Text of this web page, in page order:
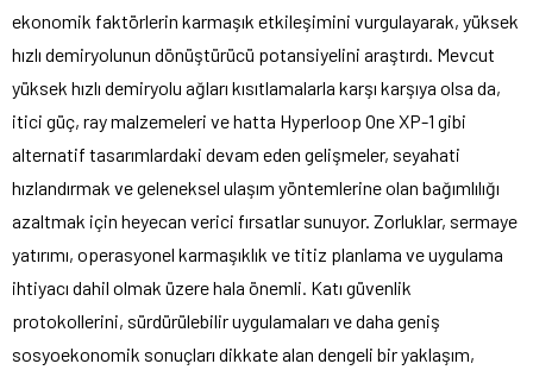
ekonomik faktörlerin karmaşık etkileşimini vurgulayarak, yüksek
hızlı demiryolunun dönüştürücü potansiyelini araştırdı. Mevcut
yüksek hızlı demiryolu ağları kısıtlamalarla karşı karşıya olsa da,
itici güç, ray malzemeleri ve hatta Hyperloop One XP-1 gibi
alternatif tasarımlardaki devam eden gelişmeler, seyahati
hızlandırmak ve geleneksel ulaşım yöntemlerine olan bağımlılığı
azaltmak için heyecan verici fırsatlar sunuyor. Zorluklar, sermaye
yatırımı, operasyonel karmaşıklık ve titiz planlama ve uygulama
ihtiyacı dahil olmak üzere hala önemli. Katı güvenlik
protokollerini, sürdürülebilir uygulamaları ve daha geniş
sosyoekonomik sonuçları dikkate alan dengeli bir yaklaşım,